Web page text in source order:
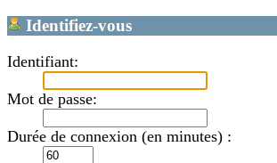
Identifiez-vous
Identifiant:
Mot de passe:
Durée de connexion (en minutes) :